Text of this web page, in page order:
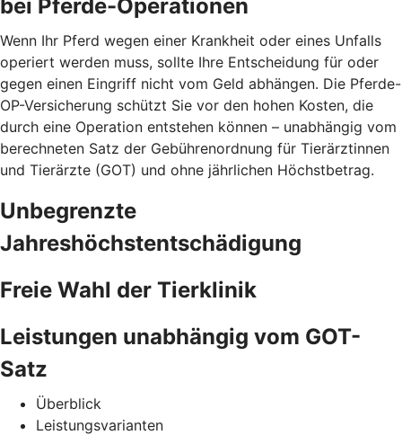
bei Pferde-Operationen
Wenn Ihr Pferd wegen einer Krankheit oder eines Unfalls
operiert werden muss, sollte Ihre Entscheidung für oder
gegen einen Eingriff nicht vom Geld abhängen. Die Pferde-
OP-Versicherung schützt Sie vor den hohen Kosten, die
durch eine Operation entstehen können – unabhängig vom
berechneten Satz der Gebührenordnung für Tierärztinnen
und Tierärzte (GOT) und ohne jährlichen Höchstbetrag.
Unbegrenzte
Jahreshöchstentschädigung
Freie Wahl der Tierklinik
Leistungen unabhängig vom GOT-
Satz
Überblick
Leistungsvarianten